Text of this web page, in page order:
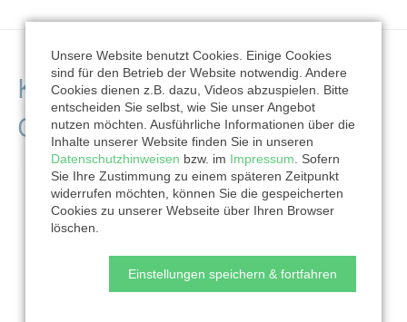
Kontaktdaten der
Organisation
Unsere Website benutzt Cookies. Einige Cookies
sind für den Betrieb der Website notwendig. Andere
Cookies dienen z.B. dazu, Videos abzuspielen. Bitte
entscheiden Sie selbst, wie Sie unser Angebot
nutzen möchten. Ausführliche Informationen über die
Inhalte unserer Website finden Sie in unseren
Datenschutzhinweisen bzw. im Impressum . Sofern
Sie Ihre Zustimmung zu einem späteren Zeitpunkt
widerrufen möchten, können Sie die gespeicherten
Cookies zu unserer Webseite über Ihren Browser
löschen.
Einstellungen speichern & fortfahren